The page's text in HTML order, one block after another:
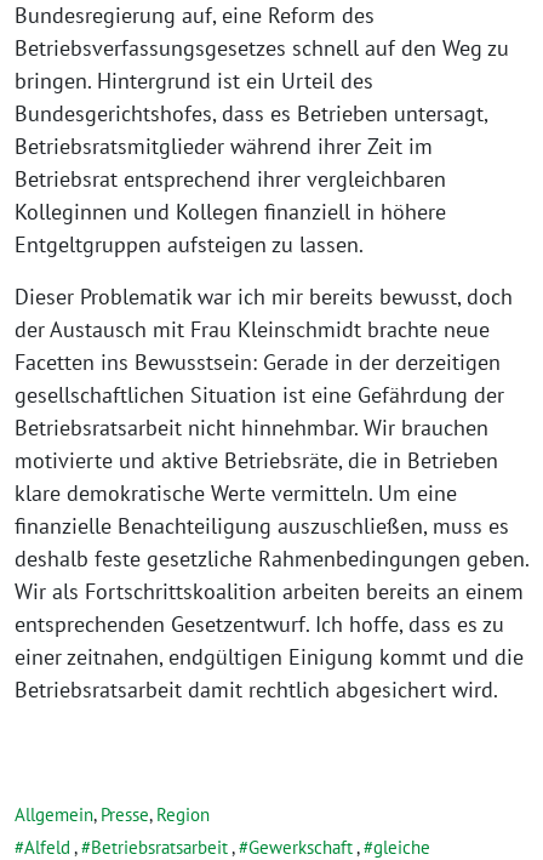
Bundesregierung auf, eine Reform des
Betriebsverfassungsgesetzes schnell auf den Weg zu
bringen. Hintergrund ist ein Urteil des
Bundesgerichtshofes, dass es Betrieben untersagt,
Betriebsratsmitglieder während ihrer Zeit im
Betriebsrat entsprechend ihrer vergleichbaren
Kolleginnen und Kollegen finanziell in höhere
Entgeltgruppen aufsteigen zu lassen.
Dieser Problematik war ich mir bereits bewusst, doch
der Austausch mit Frau Kleinschmidt brachte neue
Facetten ins Bewusstsein: Gerade in der derzeitigen
gesellschaftlichen Situation ist eine Gefährdung der
Betriebsratsarbeit nicht hinnehmbar. Wir brauchen
motivierte und aktive Betriebsräte, die in Betrieben
klare demokratische Werte vermitteln. Um eine
finanzielle Benachteiligung auszuschließen, muss es
deshalb feste gesetzliche Rahmenbedingungen geben.
Wir als Fortschrittskoalition arbeiten bereits an einem
entsprechenden Gesetzentwurf. Ich hoffe, dass es zu
einer zeitnahen, endgültigen Einigung kommt und die
Betriebsratsarbeit damit rechtlich abgesichert wird.
Allgemein, Presse, Region
Alfeld , Betriebsratsarbeit, Gewerkschaft, gleiche